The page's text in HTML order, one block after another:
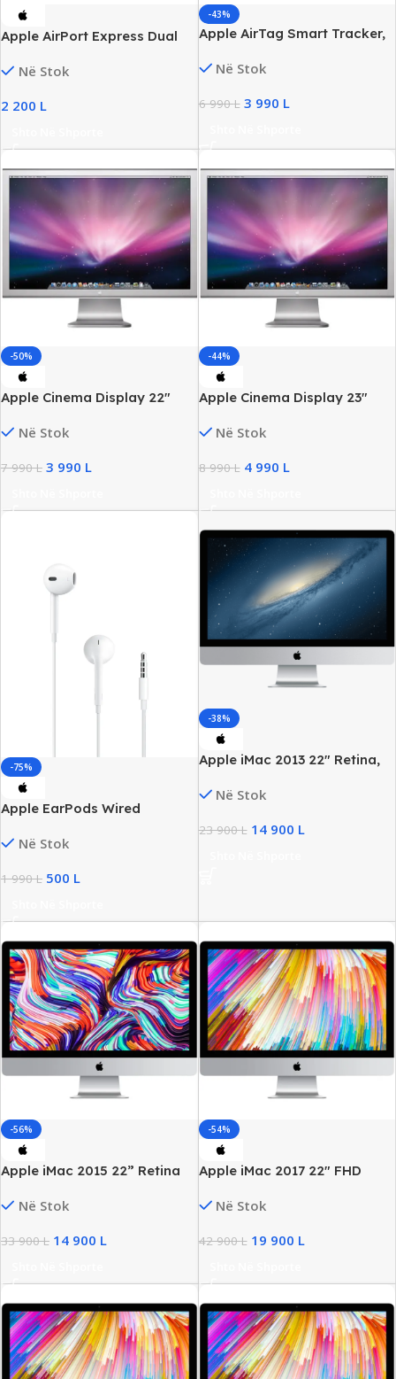
Apple AirPort Express Dual
Streaming, New
Në Stok
2 200 L
-43%
Apple AirTag Smart Tracker,
NewNë Stok
6 990L 3 990 L
-50%
Apple Cinema Display 22″
Në Stok
7 990L 3 990 L
-44%
Apple Cinema Display 23″
Në Stok
8 990L 4 990 L
-75%
Apple EarPods Wired
NewNë Stok
1 990L 500 L
-38%
Apple iMac 2013 22″ Retina,
Në Stok
23 900L 14 900 L
-56%
Apple iMac 2015 22” Retina
RAM, 256GB SSD
Në Stok
33 900L 14 900 L
-54%
Apple iMac 2017 22″ FHD
RAM, 251GB SSD
Në Stok
42 900L 19 900 L